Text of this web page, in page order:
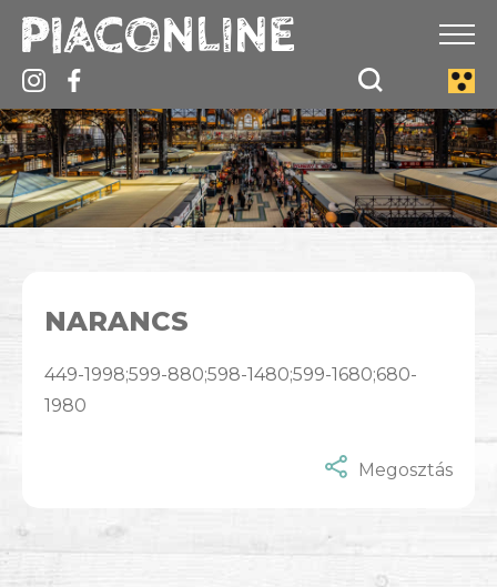
NARANCS
449-1998;599-880;598-1480;599-1680;680-
1980
Megosztás